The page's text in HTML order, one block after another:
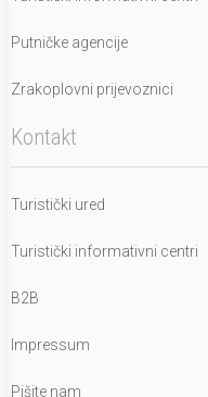
Putničke agencije
Zrakoplovni prijevoznici
Kontakt
Turistički ured
Turistički informativni centri
B2B
Impressum
Pišite nam